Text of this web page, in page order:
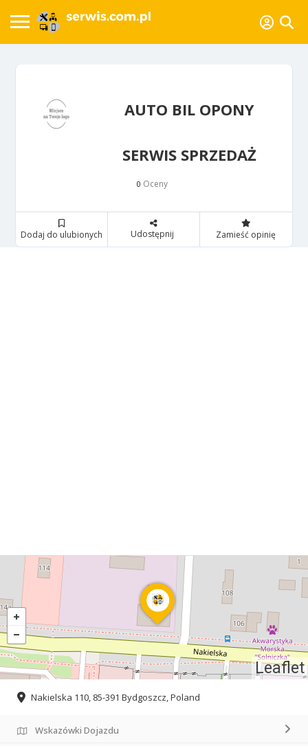
AUTO BIL OPONY
SERWIS SPRZEDAŻ
0 Oceny
Dodaj do ulubionych Udostępnij Zamieść opinię
Leaflet
Nakielska 110, 85-391 Bydgoszcz, Poland
Wskazówki Dojazdu